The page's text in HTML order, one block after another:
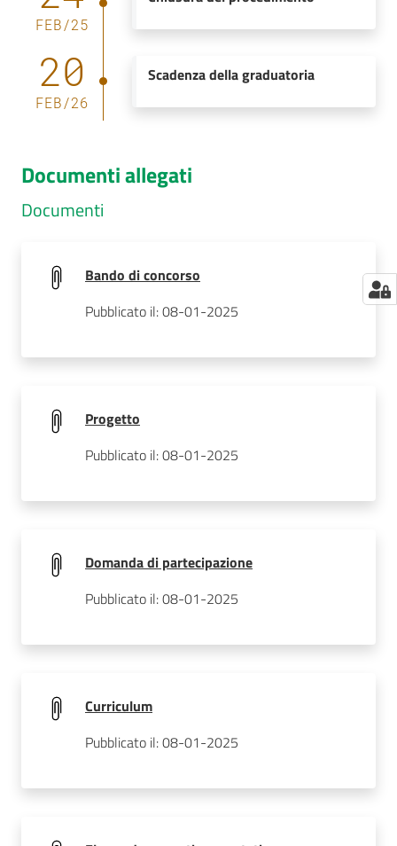
FEB/25
20
FEB/26
Scadenza della graduatoria
Documenti allegati
Documenti
Bando di concorso
Pubblicato il: 08-01-2025
Progetto
Pubblicato il: 08-01-2025
Domanda di partecipazione
Pubblicato il: 08-01-2025
Curriculum
Pubblicato il: 08-01-2025